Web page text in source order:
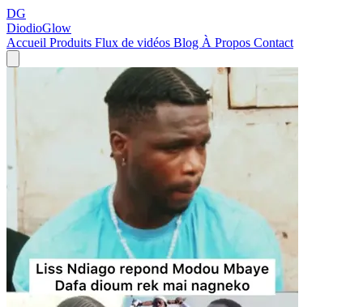
DG
DiodioGlow
Accueil Produits Flux de vidéos Blog À Propos Contact